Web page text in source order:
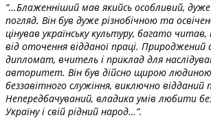
“…Блаженніший мав якийсь особливий,
погляд. Він був дуже різнобічною та
цінував українську культуру, багато
від оточення відданої праці. Природжений
дипломат, вчитель і приклад для
авторитет. Він був дійсно щирою
беззавітного служіння, виключно відданий
Непередбачуваний, владика умів любити
Україну і свій рідний народ…”.